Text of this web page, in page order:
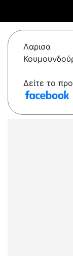
Λαρισα
Δείτε το